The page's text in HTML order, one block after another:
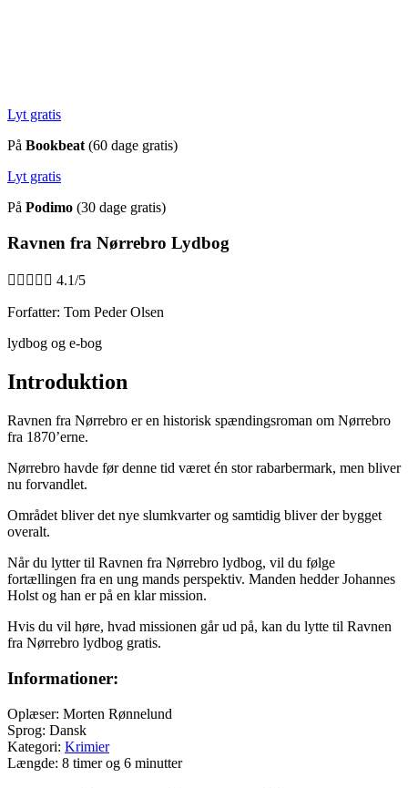
Lyt gratis
På Bookbeat (60 dage gratis)
Lyt gratis
På Podimo (30 dage gratis)
Ravnen fra Nørrebro Lydbog
     4.1/5
Forfatter: Tom Peder Olsen
lydbog og e-bog
Introduktion
Ravnen fra Nørrebro er en historisk spændingsroman om Nørrebro
fra 1870’erne.
Nørrebro havde før denne tid været én stor rabarbermark, men bliver
nu forvandlet.
Området bliver det nye slumkvarter og samtidig bliver der bygget
overalt.
Når du lytter til Ravnen fra Nørrebro lydbog, vil du følge
fortællingen fra en ung mands perspektiv. Manden hedder Johannes
Holst og han er på en klar mission.
Hvis du vil høre, hvad missionen går ud på, kan du lytte til Ravnen
fra Nørrebro lydbog gratis.
Informationer:
Oplæser: Morten Rønnelund
Sprog: Dansk
Kategori: Krimier
Længde: 8 timer og 6 minutter